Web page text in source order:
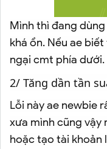
Mình thì đang
khá ổn. Nếu ae
ngại cmt phía dưới.
2/ Tăng dần tần
Lỗi này ae newbie
xưa mình cũng vậy
hoặc tạo tài khoản